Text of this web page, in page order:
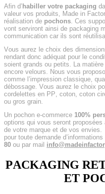
Afin d’ habiller votre packaging
valeur vos produits, Made in
réalisation de pochons. Ces
vont serviront ainsi de packaging
communication car ils sont
Vous aurez le choix des
rendant donc adéquat pour le
soient grands ou petits. La
encore velours. Nous vous
comme l’impression classique,
débossage. Vous aurez le choix
cordelettes en PP, coton, coton
ou gros grain.
Un pochon e-commerce 100%
options qui vous seront
de votre marque et de vos envies.
pour toute demande
80 ou par mail
PACKAGING
ET